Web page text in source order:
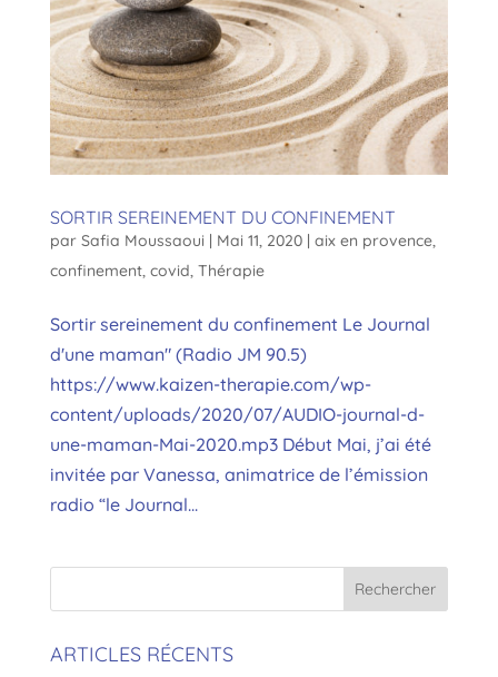
SORTIR SEREINEMENT DU CONFINEMENT
par Safia Moussaoui | Mai 11, 2020| aix en provence,
confinement, covid, Thérapie
Sortir sereinement du confinement Le Journal
d'une maman" (Radio JM 90.5)
https://www.kaizen-therapie.com/wp-
content/uploads/2020/07/AUDIO-journal-d-
une-maman-Mai-2020.mp3 Début Mai, j’ai été
invitée par Vanessa, animatrice de l’émission
radio “le Journal...
ARTICLES RÉCENTS